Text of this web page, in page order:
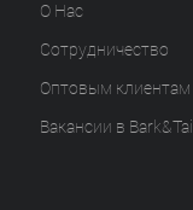
О Нас
Сотрудничество
Оптовым клиентам
Вакансии в Bark&Tail